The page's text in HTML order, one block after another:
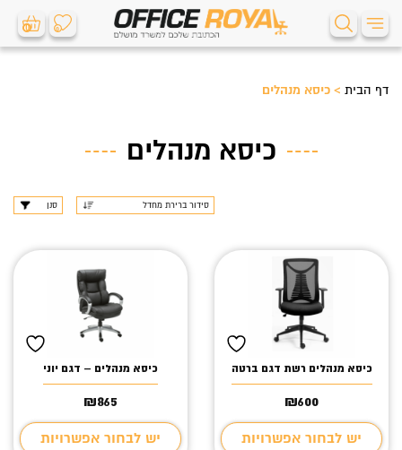
0 0
דף הבית > כיסא מנהלים
כיסא מנהלים
סנן
כיסא מנהלים רשת דגם ברטה
₪600
יש לבחור אפשרויות
כיסא מנהלים – דגם יוני
₪865
יש לבחור אפשרויות